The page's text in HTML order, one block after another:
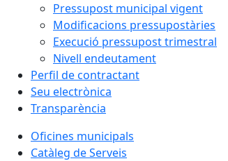
Pressupost municipal vigent
Modificacions pressupostàries
Execució pressupost trimestral
Nivell endeutament
Perfil de contractant
Seu electrònica
Transparència
Oficines municipals
Catàleg de Serveis